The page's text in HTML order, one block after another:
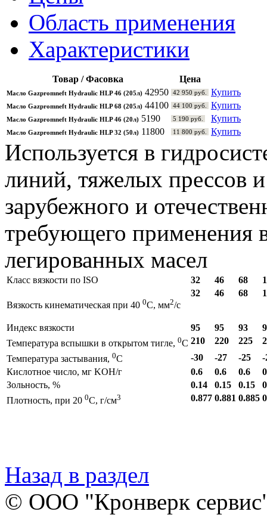
Область применения
Характеристики
Товар / Фасовка Цена
Масло Gazpromneft Hydraulic HLP 46 (205л) 42950 42 950 руб. Купить
Масло Gazpromneft Hydraulic HLP 68 (205л) 44100 44 100 руб. Купить
Масло Gazpromneft Hydraulic HLP 46 (20л) 5190 5 190 руб. Купить
Масло Gazpromneft Hydraulic HLP 32 (50л) 11800 11 800 руб. Купить
Используется в
линий, тяжелых прессов
зарубежного и
требующего применения
легированных масел
Класс вязкости по ISО 32 46 68
Вязкость кинематическая при 40 0С, мм2/с
32 46 68
Индекс вязкости 95 95 93
Температура вспышки в открытом тигле, 0С 210 220 225
Температура застывания, 0С -30 -27 -25
-
Кислотное число, мг KOH/г
0.6 0.6 0.6
Зольность, %
0.14 0.15 0.15
Плотность, при 20 0С, г/см3 0.877 0.881 0.885
Назад в раздел
© ООО "Кронверк